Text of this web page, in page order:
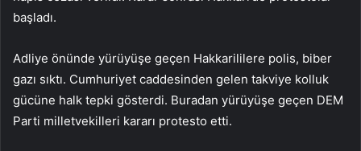
başladı.
Adliye önünde yürüyüşe geçen Hakkarililere polis, biber
gazı sıktı. Cumhuriyet caddesinden gelen takviye kolluk
gücüne halk tepki gösterdi. Buradan yürüyüşe geçen DEM
Parti milletvekilleri kararı protesto etti.